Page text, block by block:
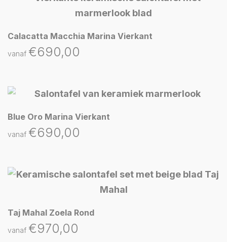
Calacatta Macchia Marina Vierkant
vanaf €690,00
Blue Oro Marina Vierkant
vanaf €690,00
Taj Mahal Zoela Rond
vanaf €970,00